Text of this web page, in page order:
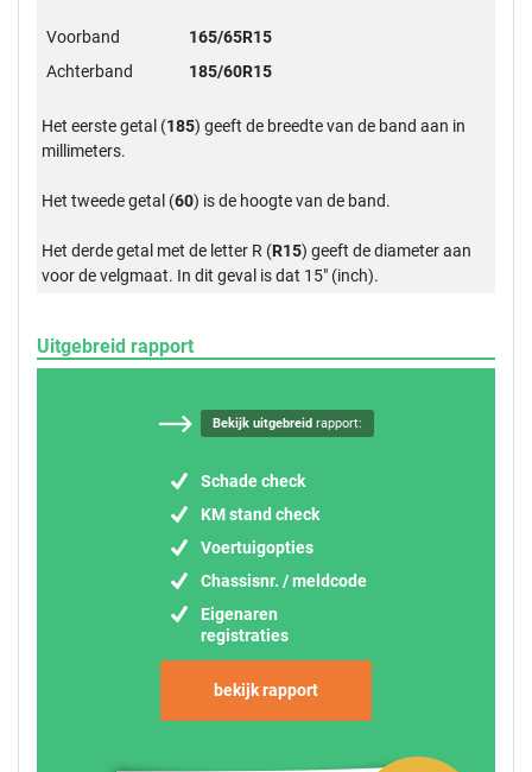
Voorband
165/65R15
Achterband
185/60R15
Het eerste getal (185) geeft de breedte van de band aan in
millimeters.
Het tweede getal (60) is de hoogte van de band.
Het derde getal met de letter R (R15) geeft de diameter aan
voor de velgmaat. In dit geval is dat 15" (inch).
Uitgebreid rapport
Bekijk uitgebreidrapport:
Schade check
KM stand check
Voertuigopties
Chassisnr. / meldcode
Eigenaren
registraties
bekijk rapport